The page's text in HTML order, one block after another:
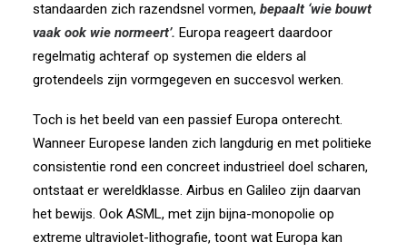
standaarden zich razendsnel vormen, bepaalt ‘wie bouwt
vaak ook wie normeert’. Europa reageert daardoor
regelmatig achteraf op systemen die elders al
grotendeels zijn vormgegeven en succesvol werken.
Toch is het beeld van een passief Europa onterecht.
Wanneer Europese landen zich langdurig en met politieke
consistentie rond een concreet industrieel doel scharen,
ontstaat er wereldklasse. Airbus en Galileo zijn daarvan
het bewijs. Ook ASML, met zijn bijna-monopolie op
extreme ultraviolet-lithografie, toont wat Europa kan